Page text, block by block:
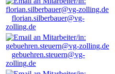
florian.silberbauer@vg-
zolling.de
gebuehren.steuern@vg-
zolling.de